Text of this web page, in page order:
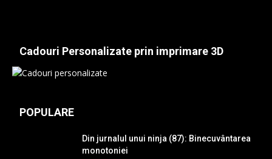
Cadouri Personalizate prin imprimare 3D
POPULARE
Din jurnalul unui ninja (87): Binecuvântarea
monotoniei